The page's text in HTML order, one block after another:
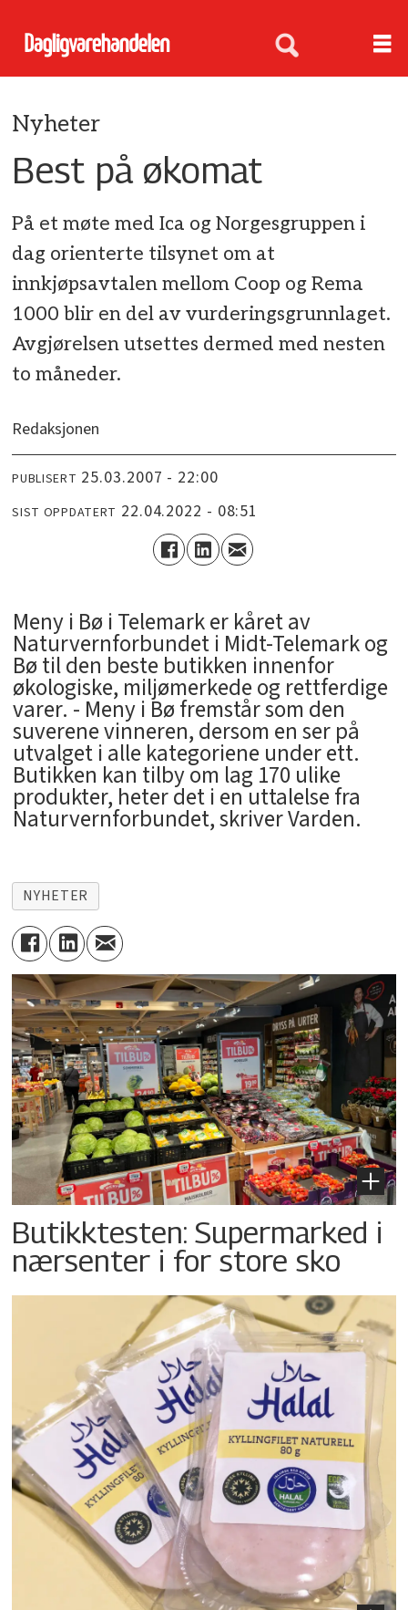
Nyheter
Best på økomat
På et møte med Ica og Norgesgruppen i
dag orienterte tilsynet om at
innkjøpsavtalen mellom Coop og Rema
1000 blir en del av vurderingsgrunnlaget.
Avgjørelsen utsettes dermed med nesten
to måneder.
Redaksjonen
PUBLISERT 25.03.2007 - 22:00
SIST OPPDATERT 22.04.2022 - 08:51
Meny i Bø i Telemark er kåret av
Naturvernforbundet i Midt-Telemark og
Bø til den beste butikken innenfor
økologiske, miljømerkede og rettferdige
varer. - Meny i Bø fremstår som den
suverene vinneren, dersom en ser på
utvalget i alle kategoriene under ett.
Butikken kan tilby om lag 170 ulike
produkter, heter det i en uttalelse fra
Naturvernforbundet, skriver Varden.
NYHETER
Butikktesten: Supermarked i
nærsenter i for store sko